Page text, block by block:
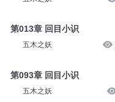
第013章 回目小识
五木之妖
第093章 回目小识
五木之妖